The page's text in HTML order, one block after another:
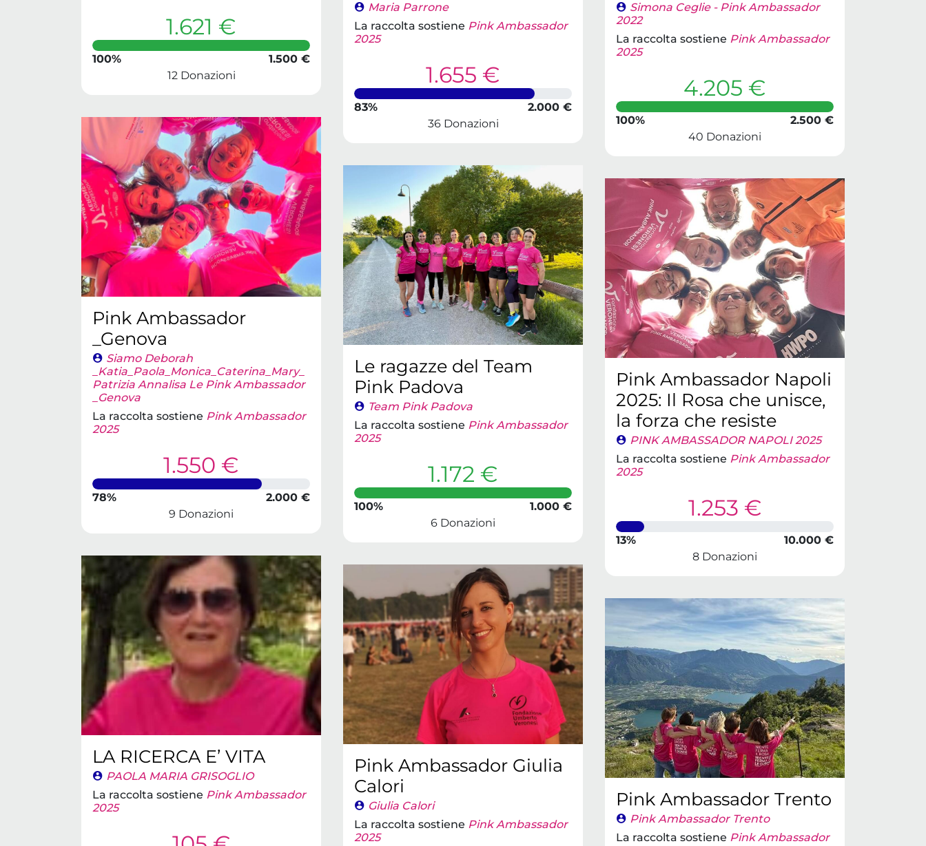
1.621 €
100%
1.500 €
12 Donazioni
Simona Ceglie - Pink Ambassador
2022
La raccolta sostiene Pink Ambassador
2025
4.205 €
100%
2.500 €
40 Donazioni
Maria Parrone
La raccolta sostiene Pink Ambassador
2025
1.655 €
83%
2.000 €
36 Donazioni
Pink Ambassador
_Genova
Siamo Deborah
_Katia_Paola_Monica_Caterina_Mary_
Patrizia Annalisa Le Pink Ambassador
_Genova
La raccolta sostiene Pink Ambassador
2025
1.550 €
78%
2.000 €
9 Donazioni
Le ragazze del Team
Pink Padova
Team Pink Padova
La raccolta sostiene Pink Ambassador
2025
1.172 €
100%
1.000 €
6 Donazioni
Pink Ambassador Napoli
2025: Il Rosa che unisce,
la forza che resiste
PINK AMBASSADOR NAPOLI 2025
La raccolta sostiene Pink Ambassador
2025
1.253 €
13%
10.000 €
8 Donazioni
LA RICERCA E’ VITA
PAOLA MARIA GRISOGLIO
La raccolta sostiene Pink Ambassador
2025
Pink Ambassador Giulia
Calori
Giulia Calori
La raccolta sostiene Pink Ambassador
2025
Pink Ambassador Trento
Pink Ambassador Trento
La raccolta sostiene Pink Ambassador